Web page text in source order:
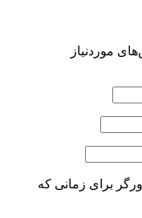
موردنیاز
برای زمانی که